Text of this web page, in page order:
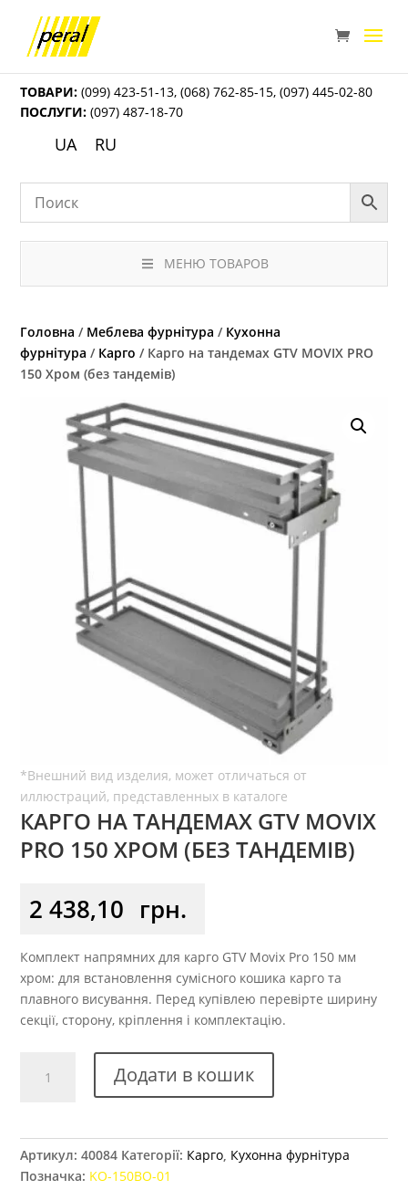
ТОВАРИ: (099) 423-51-13,(068) 762-85-15,(097) 445-02-80
ПОСЛУГИ: (097) 487-18-70
UA RU
МЕНЮ ТОВАРОВ
Головна / Меблева фурнітура / Кухонна
фурнітура / Карго / Карго на тандемах GTV MOVIX PRO
150 Хром (без тандемів)
КАРГО НА ТАНДЕМАХ GTV MOVIX
PRO 150 ХРОМ (БЕЗ ТАНДЕМІВ)
2 438,10 грн.
Комплект напрямних для карго GTV Movix Pro 150 мм
хром: для встановлення сумісного кошика карго та
плавного висування. Перед купівлею перевірте ширину
секції, сторону, кріплення і комплектацію.
PRO
Додати в кошик
Артикул:40084 Категорії: Карго, Кухонна фурнітура
Позначка: KO-150BO-01